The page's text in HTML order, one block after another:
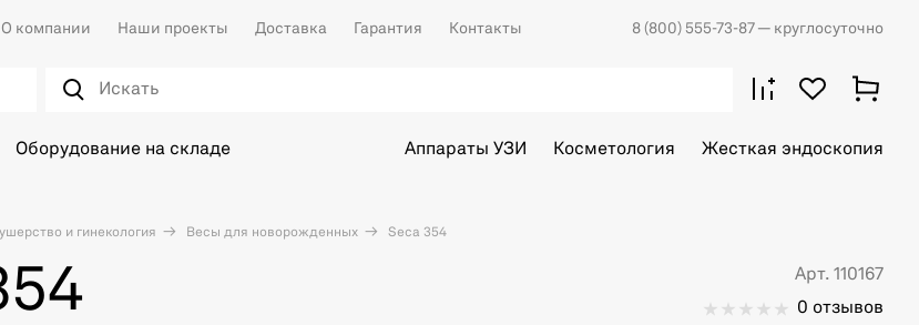
О компании Наши проекты Доставка Гарантия Контакты 8 (800) 555-73-87 — круглосуточно
Оборудование на складе Аппараты УЗИ Косметология Жесткая эндоскопия
и гинекология Весы для новорожденных Seca 354
Арт. 110167
0 отзывов